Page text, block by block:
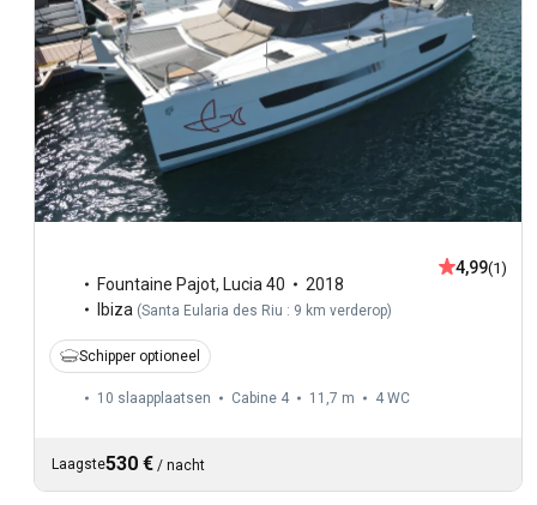
Fountaine Pajot, Lucia 40
2018
Ibiza (Santa Eularia des Riu : 9 km verderop)
4,99(1)
Schipper optioneel
10 slaapplaatsen Cabine 4 11,7 m 4 WC
Laagste530 € / nacht